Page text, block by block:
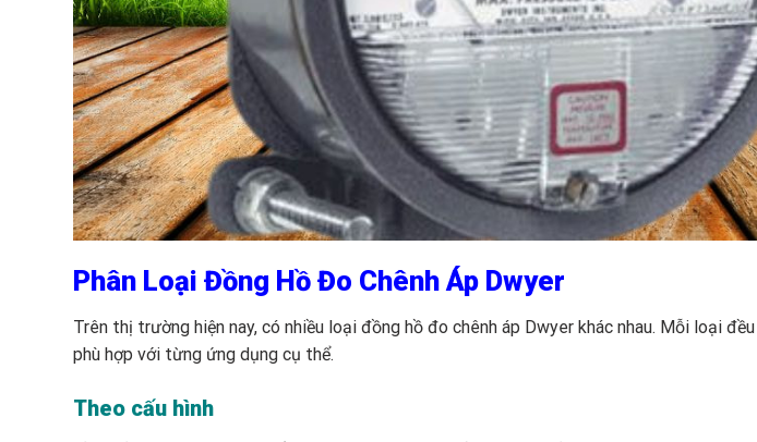
Phân Loại Đồng Hồ Đo Chênh Áp Dwyer
Trên thị trường hiện nay, có nhiều loại đồng hồ đo chênh áp Dwyer khác nhau. Mỗi loại
phù hợp với từng ứng dụng cụ thể.
Theo cấu hình